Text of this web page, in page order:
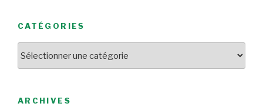
CATÉGORIES
ARCHIVES